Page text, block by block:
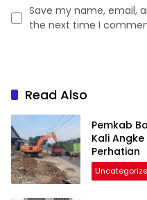
Save my name, email,
the next time I
Read Also
Pemkab
Kali
Perhatian